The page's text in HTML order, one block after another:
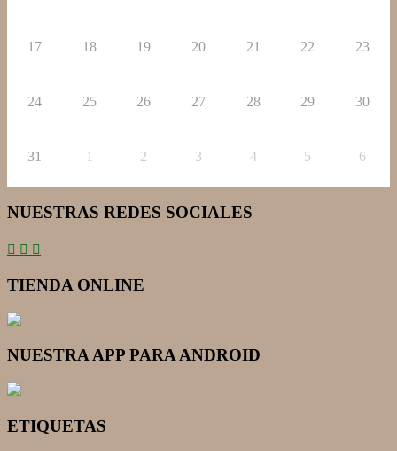
17 18 19 20 21 22 23
24 25 26 27 28 29 30
31 1 2 3 4 5 6
NUESTRAS REDES SOCIALES
TIENDA ONLINE
NUESTRA APP PARA ANDROID
ETIQUETAS